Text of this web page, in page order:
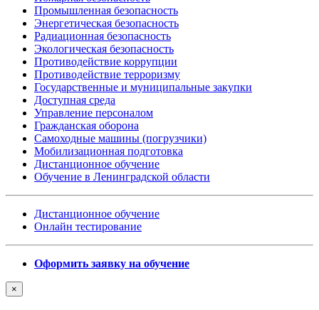
Промышленная безопасность
Энергетическая безопасность
Радиационная безопасность
Экологическая безопасность
Противодействие коррупции
Противодействие терроризму
Государственные и муниципальные закупки
Доступная среда
Управление персоналом
Гражданская оборона
Самоходные машины (погрузчики)
Мобилизационная подготовка
Дистанционное обучение
Обучение в Ленинградской области
Дистанционное обучение
Онлайн тестирование
Оформить заявку на обучение
×